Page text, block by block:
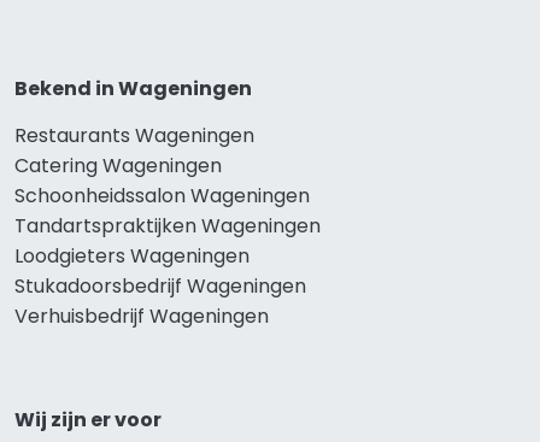
Bekend in Wageningen
Restaurants Wageningen
Catering Wageningen
Schoonheidssalon Wageningen
Tandartspraktijken Wageningen
Loodgieters Wageningen
Stukadoorsbedrijf Wageningen
Verhuisbedrijf Wageningen
Wij zijn er voor